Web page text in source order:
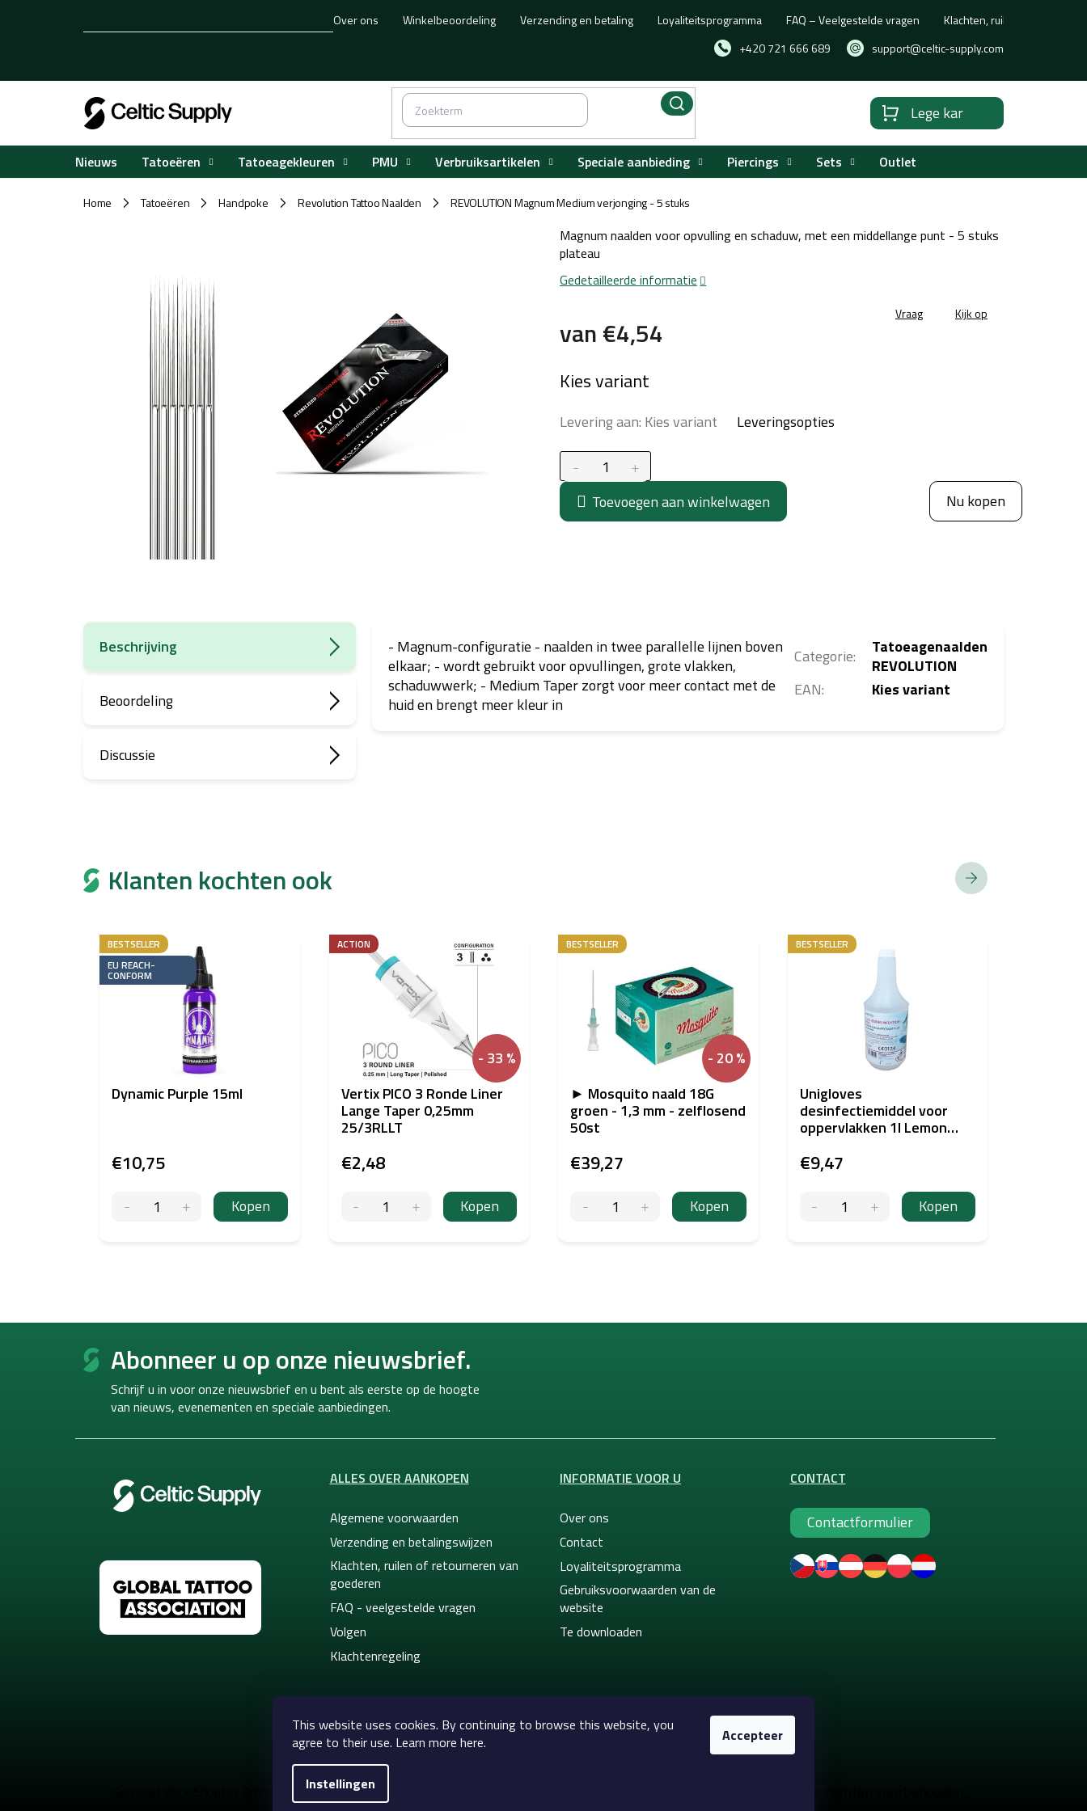
This website uses cookies. By continuing to browse this website, you
agree to their use. Learn more here.
Instellingen
Accepteer
+420 721 666 689 support@celtic-supply.com
Over ons Winkelbeoordeling Verzending en betaling Loyaliteitsprogramma FAQ – Veelgestelde vragen Klachten, ruilen of
Winkelwagen
Lege kar
Nieuws Tatoeëren Tatoeagekleuren PMU Verbruiksartikelen Speciale aanbieding Piercings Sets Outlet
Home / Tatoeëren / Handpoke / Revolution Tattoo Naalden / REVOLUTION Magnum Medium verjonging - 5 stuks
van€4,54
prijs:
Kies variant
Levering aan: Kies variant Leveringsopties
Toevoegen aan winkelwagen Nu kopen
Magnum naalden voor opvulling en schaduw, met een middellange punt - 5 stuks
plateau
Gedetailleerde informatie
Vraag Kijk op
Beschrijving
Beoordeling
Discussie
- Magnum-configuratie - naalden in twee parallelle lijnen boven
elkaar; - wordt gebruikt voor opvullingen, grote vlakken,
schaduwwerk; - Medium Taper zorgt voor meer contact met de
huid en brengt meer kleur in
Categorie:
Tatoeagenaalden
REVOLUTION
EAN: Kies variant
Klanten kochten ook
BESTSELLER
EU REACH-
CONFORM
Dynamic Purple 15ml
€10,75
Kopen
- 33 %
ACTION
Vertix PICO 3 Ronde Liner
Lange Taper 0,25mm
25/3RLLT
€2,48
Kopen
- 20 %
BESTSELLER
► Mosquito naald 18G
groen - 1,3 mm - zelflosend
50st
€39,27
Kopen
BESTSELLER
Unigloves
desinfectiemiddel voor
oppervlakken 1l Lemon
€9,47
Kopen
F
Abonneer u op onze nieuwsbrief.
Schrijf u in voor onze nieuwsbrief en u bent als eerste op de hoogte
van nieuws, evenementen en speciale aanbiedingen.
ALLES OVER AANKOPEN
Algemene voorwaarden
Verzending en betalingswijzen
Klachten, ruilen of retourneren van
goederen
FAQ - veelgestelde vragen
Volgen
Klachtenregeling
INFORMATIE VOOR U
Over ons
Contact
Loyaliteitsprogramma
Gebruiksvoorwaarden van de
website
Te downloaden
CONTACT
Contactformulier
Copyright 2026